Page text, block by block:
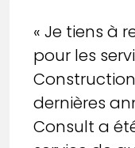
« Je tiens à
pour les
dernières
Consult a